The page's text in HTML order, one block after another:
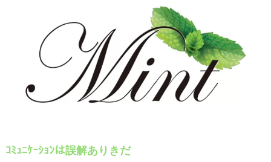
ｺﾐｭﾆｹｰｼｮﾝは誤解ありきだ